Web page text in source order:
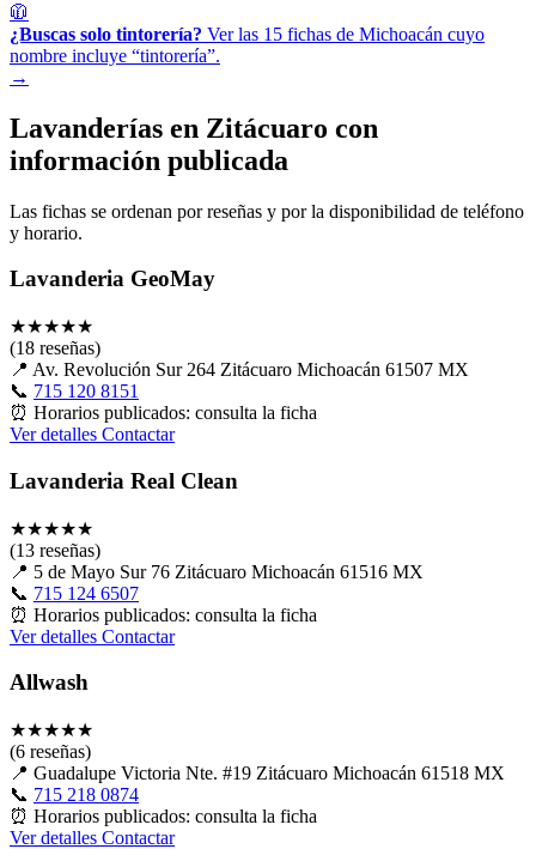
🧥
¿Buscas solo tintorería? Ver las 15 fichas de Michoacán cuyo
nombre incluye “tintorería”.
→
Lavanderías en Zitácuaro con
información publicada
Las fichas se ordenan por reseñas y por la disponibilidad de teléfono
y horario.
Lavanderia GeoMay
★★★★★
(18 reseñas)
📍 Av. Revolución Sur 264 Zitácuaro Michoacán 61507 MX
📞 715 120 8151
⏰ Horarios publicados: consulta la ficha
Ver detalles Contactar
Lavanderia Real Clean
★★★★★
(13 reseñas)
📍 5 de Mayo Sur 76 Zitácuaro Michoacán 61516 MX
📞 715 124 6507
⏰ Horarios publicados: consulta la ficha
Ver detalles Contactar
Allwash
★★★★★
(6 reseñas)
📍 Guadalupe Victoria Nte. #19 Zitácuaro Michoacán 61518 MX
📞 715 218 0874
⏰ Horarios publicados: consulta la ficha
Ver detalles Contactar